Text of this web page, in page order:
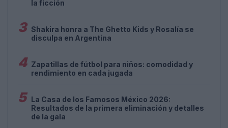
la ficción
3 Shakira honra a The Ghetto Kids y Rosalía se
disculpa en Argentina
4 Zapatillas de fútbol para niños: comodidad y
rendimiento en cada jugada
5 La Casa de los Famosos México 2026:
Resultados de la primera eliminación y detalles
de la gala